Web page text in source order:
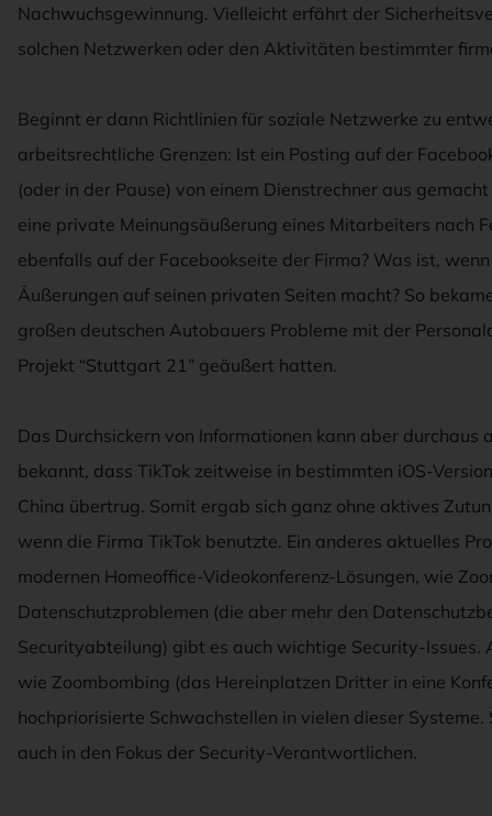
Nachwuchsgewinnung. Vielleicht erfährt der
solchen Netzwerken oder den Aktivitäten bestimmter
Beginnt er dann Richtlinien für soziale Netzwerke zu
arbeitsrechtliche Grenzen: Ist ein Posting auf der
(oder in der Pause) von einem Dienstrechner aus
eine private Meinungsäußerung eines Mitarbeiters nach
ebenfalls auf der Facebookseite der Firma? Was ist,
Äußerungen auf seinen privaten Seiten macht? So
großen deutschen Autobauers Probleme mit der
Projekt “Stuttgart 21” geäußert hatten.
Das Durchsickern von Informationen kann aber
bekannt, dass TikTok zeitweise in bestimmten iOS-
China übertrug. Somit ergab sich ganz ohne aktives
wenn die Firma TikTok benutzte. Ein anderes aktuelles
modernen Homeoffice-Videokonferenz-Lösungen, wie
Datenschutzproblemen (die aber mehr den
Securityabteilung) gibt es auch wichtige Security-
wie Zoombombing (das Hereinplatzen Dritter in eine
hochpriorisierte Schwachstellen in vielen dieser
auch in den Fokus der Security-Verantwortlichen.